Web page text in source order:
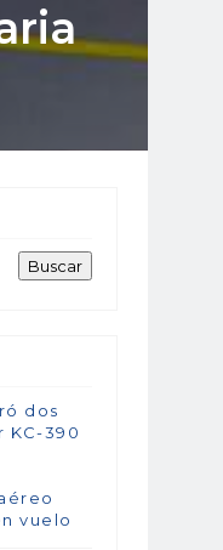
dos
KC-390
vuelo